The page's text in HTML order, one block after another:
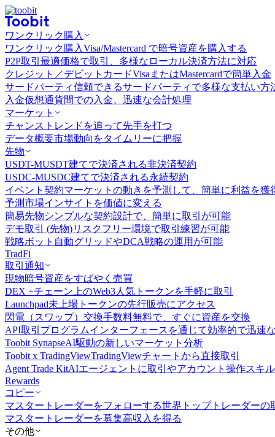
ワンクリック購入
ワンクリック購入Visa/Mastercard で暗号資産を購入する
P2P取引 最適価格で取引、多様なローカル決済方法に対応
クレジット／デビットカードVisaまたはMastercardで簡単入金
サードパーティ信頼できるサードパーティで多様な支払い方
入金仮想通貨間での入金、迅速な会計処理
マーケット
チャンス トレンドを追って先手を打つ
データ概要市場動向をタイムリーに把握
先物
USDT-MUSDT建てで決済される非決済契約
USDC-MUSDC建てで決済される永続契約
イベント契約マーケットの動きを予測して、簡単に利益を獲
予測市場インサイトを価値に変える
簡易先物シンプルな契約設計で、簡単に取引が可能
デモ取引 (先物)リスクフリー環境で取引練習が可能
戦略ボット 自動グリッドやDCA戦略の運用が可能
TradFi
取引通知
現物暗号資産をすばやく売買
DEX +チェーン上のWeb3人気トークンを手軽に取引
Launchpad未上場トークンの先行販売にアクセス
閃電（スワップ）交換手数料無料で、すぐに資産を交換
API取引 プログラムインターフェースを通じて効率的で迅速
Toobit SynapseAI駆動の新しいマーケット分析
Toobit x TradingViewTradingViewチャートから直接取引
Agent Trade KitAIエージェントに取引やアカウント操作スキ
Rewards
コピー
マスタートレーダーをフォローする世界トップトレーダーの
マスタートレーダーを募集高収入を得る
その他